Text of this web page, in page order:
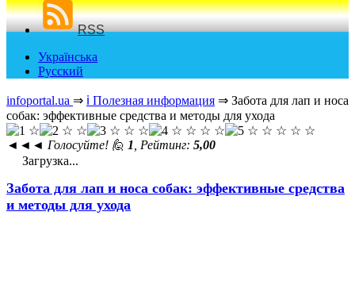
RSS
Українська
Русский
infoportal.ua ⇒ ℹ️ Полезная информация ⇒ Забота для лап и носа
собак: эффективные средства и методы для ухода
◄◄◄ Голосуйте! 🙋 1 , Рейтинг: 5,00
Загрузка...
Забота для лап и носа собак: эффективные средства
и методы для ухода